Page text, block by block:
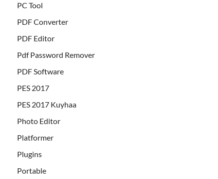
PC Tool
PDF Converter
PDF Editor
Pdf Password Remover
PDF Software
PES 2017
PES 2017 Kuyhaa
Photo Editor
Platformer
Plugins
Portable